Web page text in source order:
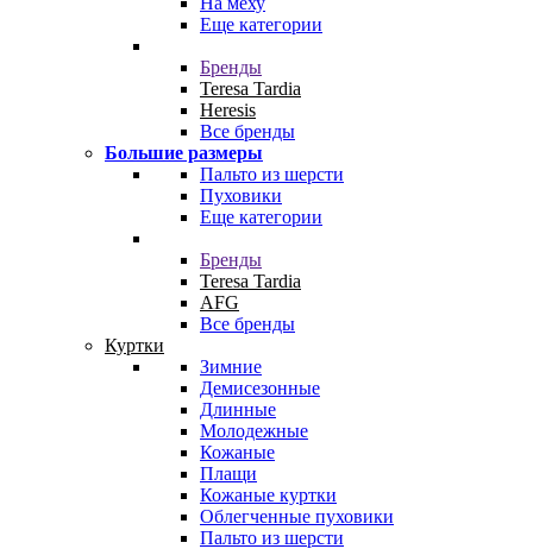
Еще категории
Бренды
Teresa Tardia
Heresis
Все бренды
Большие размеры
Пальто из шерсти
Пуховики
Еще категории
Бренды
Teresa Tardia
AFG
Все бренды
Куртки
Зимние
Демисезонные
Длинные
Молодежные
Кожаные
Плащи
Кожаные куртки
Облегченные пуховики
Пальто из шерсти